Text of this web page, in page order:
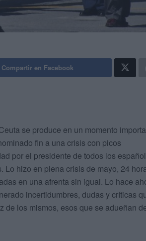
Compartir en Facebook
se produce en un momento
fin a una crisis con picos
por el presidente de todos los
Lo hizo en plena crisis de mayo, 24
en una afrenta sin igual. Lo hace
incertidumbres, dudas y críticas
de los mismos, esos que se adueñan